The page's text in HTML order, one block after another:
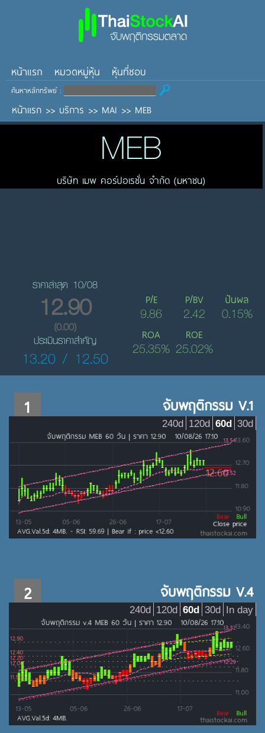
หน้าแรก หมวดหมู่หุ้น หุ้นที่ชอบ
ค้นหาหลักทรัพย์ :
หน้าแรก >> บริการ >> MAI >> MEB
MEB
บริษัท เมพ คอร์ปอเรชั่น จำกัด (มหาชน)
ราคาล่าสุด 10/08
12.90
(0.00)
ประเมินราคาสำคัญ
13.20 / 12.50
P/E
9.86
P/BV
2.42
ปันผล
0.15%
ROA
25.35%
ROE
25.02%
1 จับพฤติกรรม V.1
30d
60d
120d
240d
2 จับพฤติกรรม V.4
In day
30d
60d
120d
240d